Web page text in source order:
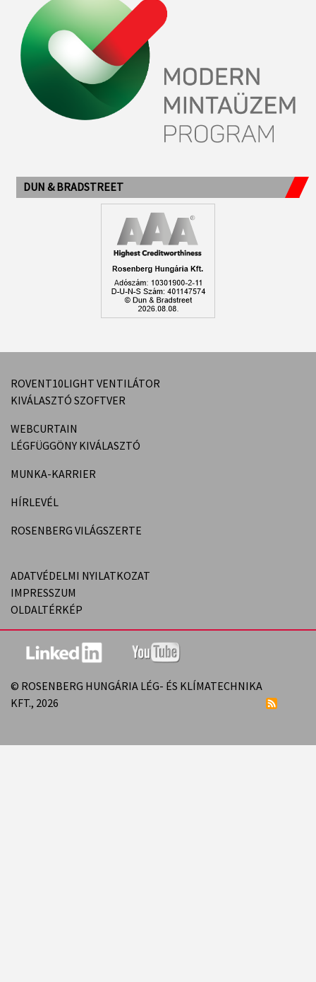
DUN & BRADSTREET
ROVENT10LIGHT VENTILÁTOR
KIVÁLASZTÓ SZOFTVER
WEBCURTAIN
LÉGFÜGGÖNY KIVÁLASZTÓ
MUNKA-KARRIER
HÍRLEVÉL
ROSENBERG VILÁGSZERTE
ADATVÉDELMI NYILATKOZAT
IMPRESSZUM
OLDALTÉRKÉP
© ROSENBERG HUNGÁRIA LÉG- ÉS KLÍMATECHNIKA
KFT., 2026